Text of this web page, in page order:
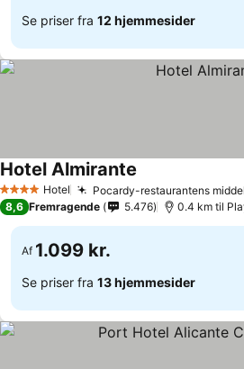
Se priser fra 12 hjemmesider
4 StjernerHotel Pocardy-restaurantens
Hotel Almirante
8,6 Fremragende 5.476 0.4 km til
Af 1.099 kr.
Se priser fra 13 hjemmesider